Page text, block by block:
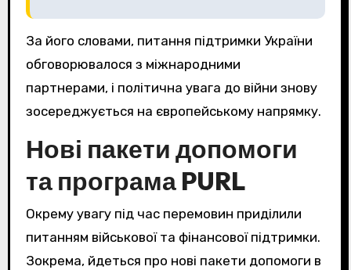
За його словами, питання підтримки України
обговорювалося з міжнародними
партнерами, і політична увага до війни знову
зосереджується на європейському напрямку.
Нові пакети допомоги
та програма PURL
Окрему увагу під час перемовин приділили
питанням військової та фінансової підтримки.
Зокрема, йдеться про нові пакети допомоги в